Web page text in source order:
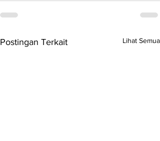
Postingan Terkait Lihat Semua